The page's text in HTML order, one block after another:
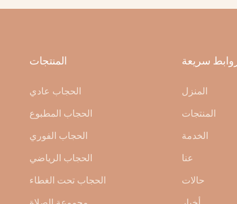
المنتجات
الحجاب الفوري
الحجاب تحت الغطاء
سريعة
المنزل
المنتجات
الخدمة
عنا
حالات